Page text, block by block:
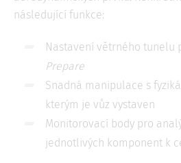
následující funkce:
Nastavení větrného tunelu
Prepare
Snadná manipulace s
kterým je vůz vystaven
Monitorovací body pro
jednotlivých komponent k